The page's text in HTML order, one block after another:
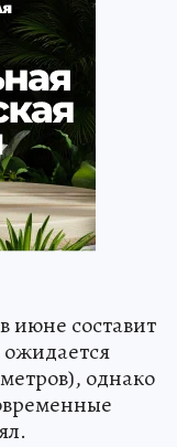
июне составит
ожидается
однако